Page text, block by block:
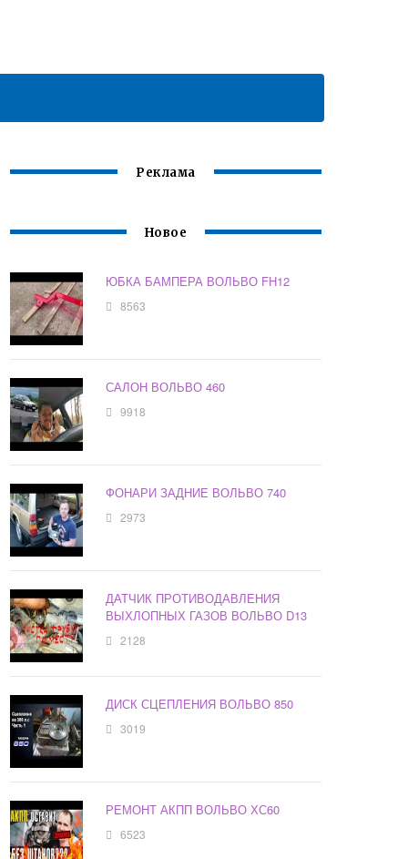
Реклама
Новое
ЮБКА БАМПЕРА ВОЛЬВО FH12
8563
САЛОН ВОЛЬВО 460
9918
ФОНАРИ ЗАДНИЕ ВОЛЬВО 740
2973
ДАТЧИК ПРОТИВОДАВЛЕНИЯ
ВЫХЛОПНЫХ ГАЗОВ ВОЛЬВО D13
2128
ДИСК СЦЕПЛЕНИЯ ВОЛЬВО 850
3019
РЕМОНТ АКПП ВОЛЬВО ХС60
6523